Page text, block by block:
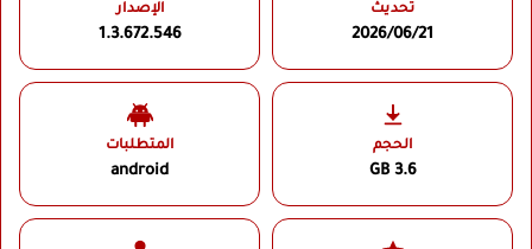
تحديث
2026/06/21
الإصدار
1.3.672.546
الحجم
3.6 GB
المتطلبات
android